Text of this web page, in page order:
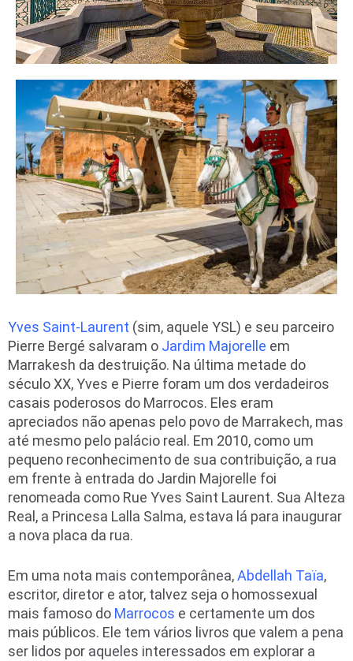
Yves Saint-Laurent (sim, aquele YSL) e seu parceiro
Pierre Bergé salvaram o Jardim Majorelle em
Marrakesh da destruição. Na última metade do
século XX, Yves e Pierre foram um dos verdadeiros
casais poderosos do Marrocos. Eles eram
apreciados não apenas pelo povo de Marrakech, mas
até mesmo pelo palácio real. Em 2010, como um
pequeno reconhecimento de sua contribuição, a rua
em frente à entrada do Jardin Majorelle foi
renomeada como Rue Yves Saint Laurent. Sua Alteza
Real, a Princesa Lalla Salma, estava lá para inaugurar
a nova placa da rua.
Em uma nota mais contemporânea,Abdellah Taïa,
escritor, diretor e ator, talvez seja o homossexual
mais famoso do Marrocos e certamente um dos
mais públicos. Ele tem vários livros que valem a pena
ser lidos por aqueles interessados em explorar a